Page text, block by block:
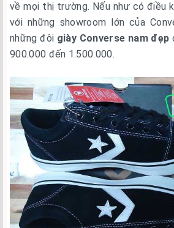
về mọi thị trường. Nếu như có điều
với những showroom lớn của
những đôi giày Converse nam đẹp
900.000 đến 1.500.000.